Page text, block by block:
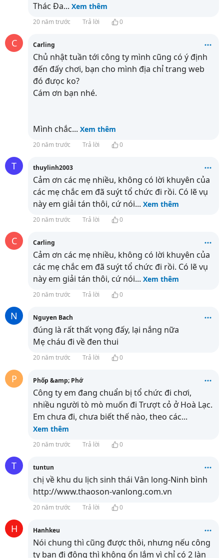
Thác Đa... Xem thêm
20 năm trước Trả lời 0
C Carling
Chủ nhật tuần tới công ty mình cũng có ý định
đến đấy chơi, bạn cho mình địa chỉ trang web
đó đưọc ko?
Cám ơn bạn nhé.
Mình chắc... Xem thêm
20 năm trước Trả lời 0
T thuylinh2003
Cảm ơn các mẹ nhiều, không có lời khuyên của
các mẹ chắc em đã suýt tổ chức đi rồi. Có lẽ vụ
này em giải tán thôi, cứ nói... Xem thêm
20 năm trước Trả lời 0
C Carling
Cảm ơn các mẹ nhiều, không có lời khuyên của
các mẹ chắc em đã suýt tổ chức đi rồi. Có lẽ vụ
này em giải tán thôi, cứ nói... Xem thêm
20 năm trước Trả lời 0
N Nguyen Bach
đúng là rất thất vọng đấy, lại nắng nữa
Mẹ cháu đi về đen thui
20 năm trước Trả lời 0
P Phốp &amp; Phớ
Công ty em đang chuẩn bị tổ chức đi chơi,
nhiều người tò mò muốn đi Trượt cỏ ở Hoà Lạc.
Em chưa đi, chưa biết thế nào, theo các...
Xem thêm
20 năm trước Trả lời 0
T tuntun
chị về khu du lịch sinh thái Vân long-Ninh bình
http://www.thaoson-vanlong.com.vn
20 năm trước Trả lời 0
H Hanhkeu
Nói chung thì cũng được thôi, nhưng nếu công
ty bạn đi đông thì không ổn lắm vì chỉ có 2 làn